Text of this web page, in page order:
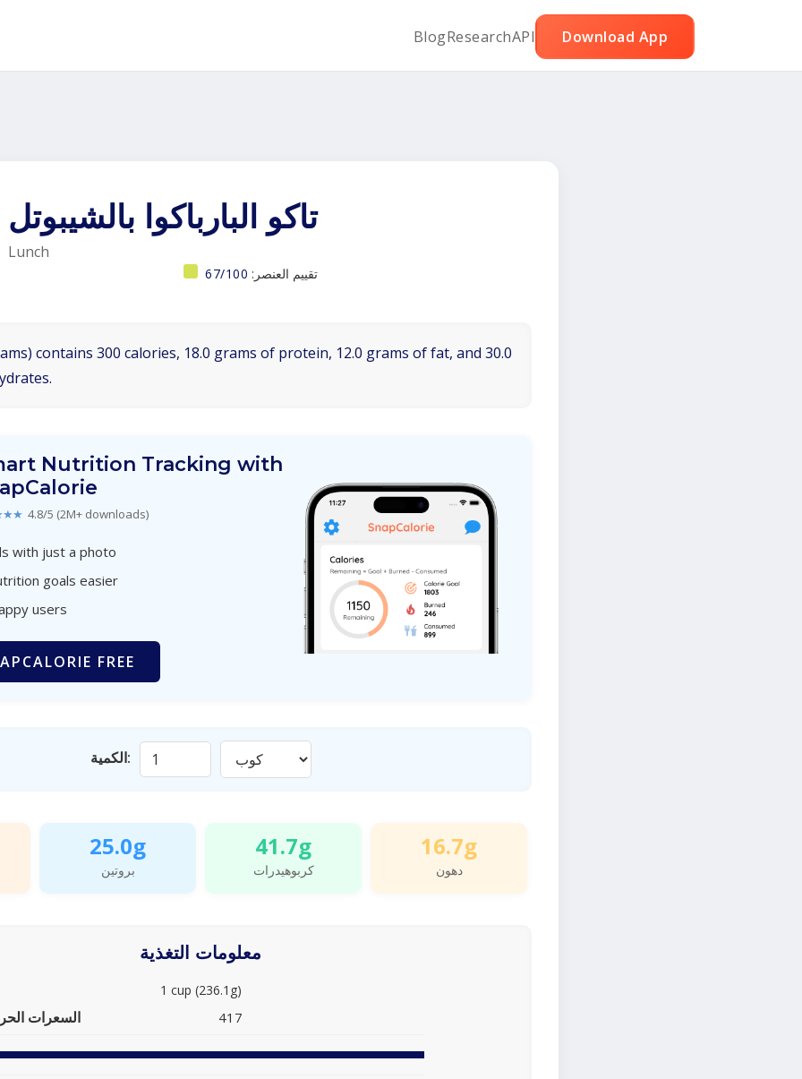
BlogResearchAPI Download App
تاكو البارباكوا بالشيبوتل
Lunch
تقييم العنصر: 67/100
contains 300 calories, 18.0 grams of protein, 12.0 grams of fat, and 30.0
Nutrition Tracking with
4.8/5 (2M+ downloads)
with just a photo
goals easier
users
FREE
الكمية:
25.0g
بروتين
41.7g
كربوهيدرات
16.7g
دهون
معلومات التغذية
1 cup (236.1g)
السعرات 417